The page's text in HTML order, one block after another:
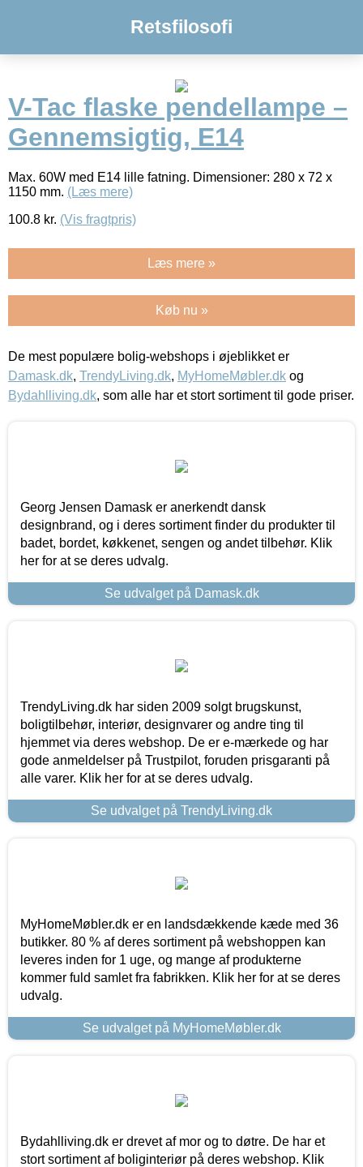
Retsfilosofi
V-Tac flaske pendellampe –
Gennemsigtig, E14
Max. 60W med E14 lille fatning. Dimensioner: 280 x 72 x
1150 mm. (Læs mere)
100.8 kr. (Vis fragtpris)
Læs mere »
Køb nu »
De mest populære bolig-webshops i øjeblikket er
Damask.dk, TrendyLiving.dk, MyHomeMøbler.dk og
Bydahlliving.dk, som alle har et stort sortiment til gode priser.
Georg Jensen Damask er anerkendt dansk
designbrand, og i deres sortiment finder du produkter til
badet, bordet, køkkenet, sengen og andet tilbehør. Klik
her for at se deres udvalg.
Se udvalget på Damask.dk
TrendyLiving.dk har siden 2009 solgt brugskunst,
boligtilbehør, interiør, designvarer og andre ting til
hjemmet via deres webshop. De er e-mærkede og har
gode anmeldelser på Trustpilot, foruden prisgaranti på
alle varer. Klik her for at se deres udvalg.
Se udvalget på TrendyLiving.dk
MyHomeMøbler.dk er en landsdækkende kæde med 36
butikker. 80 % af deres sortiment på webshoppen kan
leveres inden for 1 uge, og mange af produkterne
kommer fuld samlet fra fabrikken. Klik her for at se deres
udvalg.
Se udvalget på MyHomeMøbler.dk
Bydahlliving.dk er drevet af mor og to døtre. De har et
stort sortiment af boliginteriør på deres webshop. Klik